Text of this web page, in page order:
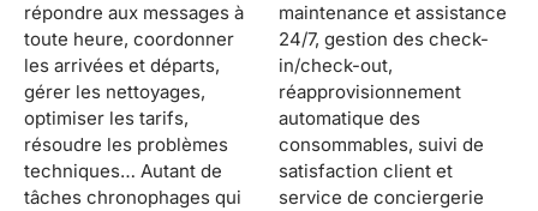
répondre aux messages à
toute heure, coordonner
les arrivées et départs,
gérer les nettoyages,
optimiser les tarifs,
résoudre les problèmes
techniques… Autant de
tâches chronophages qui
maintenance et assistance
24/7, gestion des check-
in/check-out,
réapprovisionnement
automatique des
consommables, suivi de
satisfaction client et
service de conciergerie